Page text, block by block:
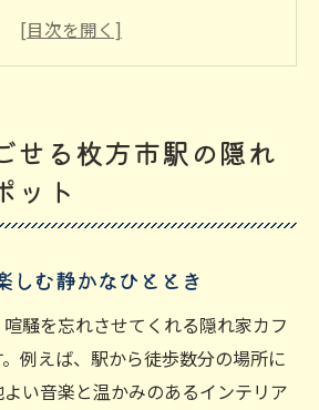
されるランチスポットの魅力
を離れた癒しの空間
を楽しむ一人の贅沢ランチ
活かしたシェフのおすすめ
魚介を使ったランチメニュー
しめる贅沢なフルコースランチ
味わうランチ体験
せる枚方市駅の隠れ
ット
しむ静かなひととき
騒を忘れさせてくれる隠れ家カフ
例えば、駅から徒歩数分の場所に
い音楽と温かみのあるインテリア